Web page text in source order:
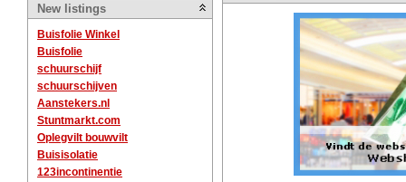
New listings
Buisfolie Winkel
Buisfolie
schuurschijf
schuurschijven
Aanstekers.nl
Stuntmarkt.com
Oplegvilt bouwvilt
Buisisolatie
123incontinentie